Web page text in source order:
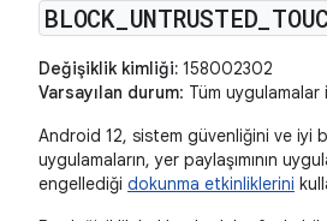
BLOCK UNTRUSTED
Değişiklik kimliği: 158002302
Varsayılan durum: Tüm uygulamalar
Android 12, sistem güvenliğini ve iyi
uygulamaların, yer paylaşımının
engellediği dokunma etkinliklerini